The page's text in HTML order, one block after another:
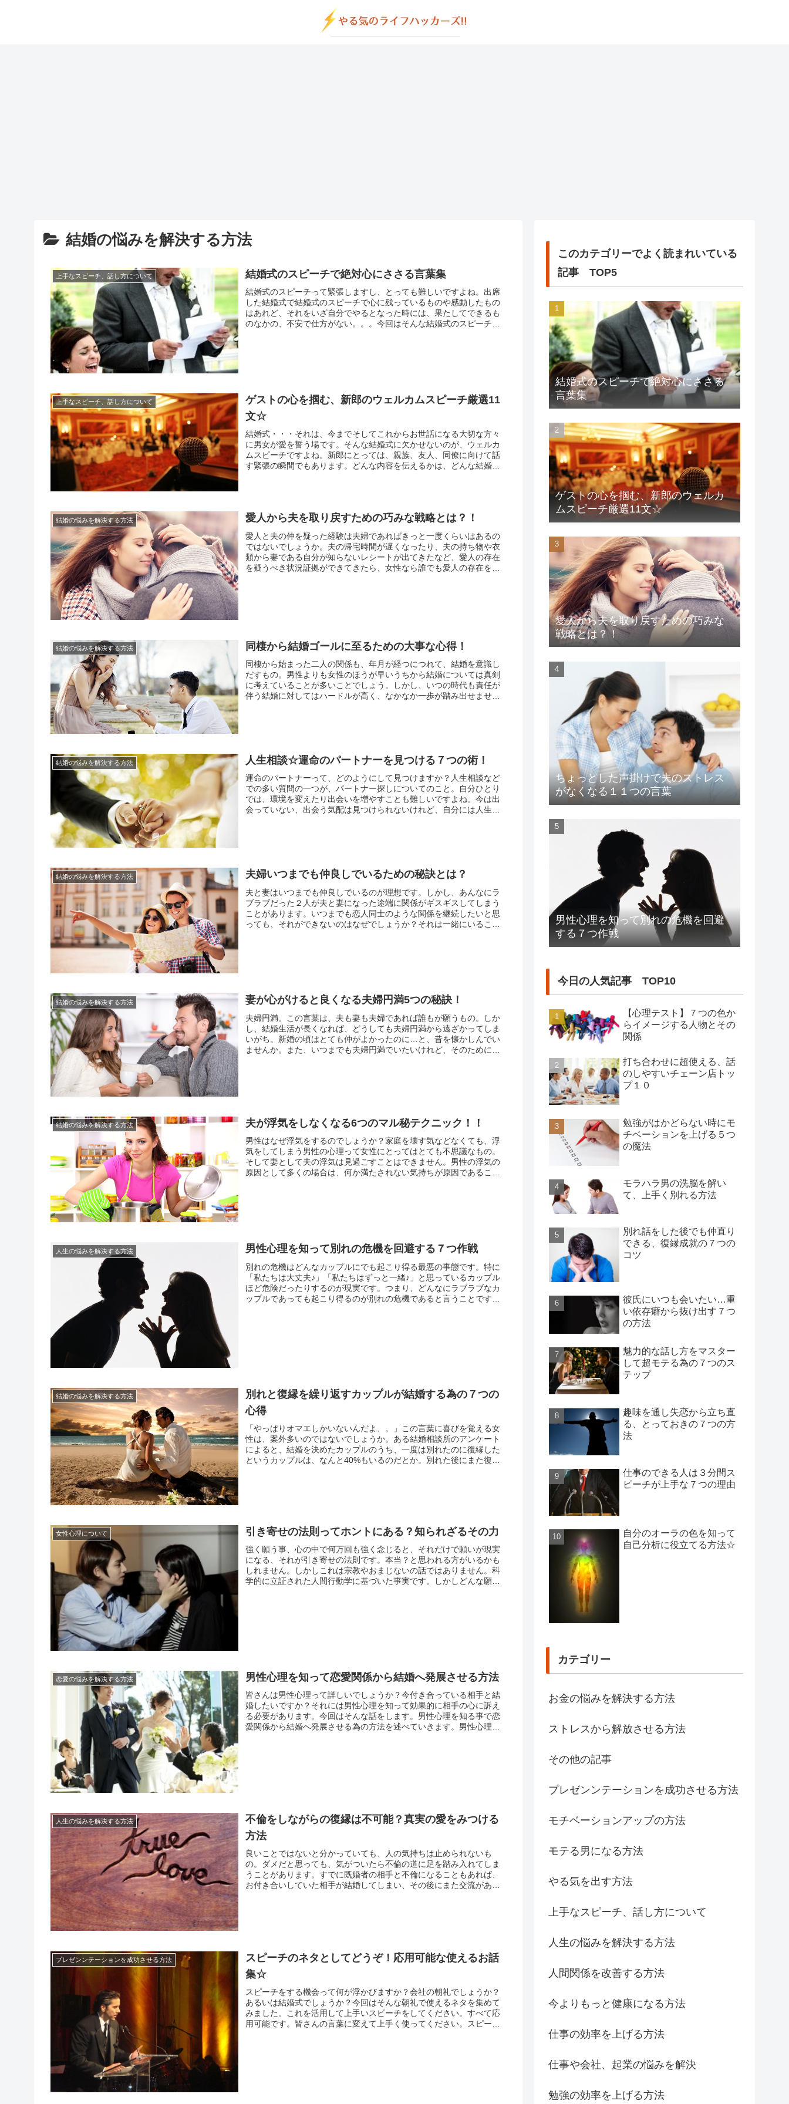
結婚の悩みを解決する方法
上手なスピーチ、話し方について 結婚式のスピーチで絶対心にささる言葉集
結婚式のスピーチって緊張しますし、とっても難しいですよね。出席
した結婚式で結婚式のスピーチで心に残っているものや感動したもの
はあれど、それをいざ自分でやるとなった時には、果たしてできるも
のなかの、不安で仕方がない。。。今回はそんな結婚式のスピーチで
上手なスピーチ、話し方について
ゲストの心を掴む、新郎のウェルカムスピーチ厳選11
文☆
結婚式・・・それは、今までそしてこれからお世話になる大切な方々
に男女が愛を誓う場です。そんな結婚式に欠かせないのが、ウェルカ
ムスピーチですよね。新郎にとっては、親族、友人、同僚に向けて話
す緊張の瞬間でもあります。どんな内容を伝えるかは、どんな結婚式
結婚の悩みを解決する方法 愛人から夫を取り戻すための巧みな戦略とは？！
愛人と夫の仲を疑った経験は夫婦であればきっと一度くらいはあるの
ではないでしょうか。夫の帰宅時間が遅くなったり、夫の持ち物や衣
類から妻である自分が知らないレシートが出てきたなど、愛人の存在
を疑うべき状況証拠ができてきたら、女性なら誰でも愛人の存在を疑
結婚の悩みを解決する方法 同棲から結婚ゴールに至るための大事な心得！
同棲から始まった二人の関係も、年月が経つにつれて、結婚を意識し
だすもの。男性よりも女性のほうが早いうちから結婚については真剣
に考えていることが多いことでしょう。しかし、いつの時代も責任が
伴う結婚に対してはハードルが高く、なかなか一歩が踏み出せませ
結婚の悩みを解決する方法 人生相談☆運命のパートナーを見つける７つの術！
運命のパートナーって、どのようにして見つけますか？人生相談など
での多い質問の一つが、パートナー探しについてのこと。自分ひとり
では、環境を変えたり出会いを増やすことも難しいですよね。今は出
会っていない、出会う気配は見つけられないけれど、自分には人生の
結婚の悩みを解決する方法 夫婦いつまでも仲良しでいるための秘訣とは？
夫と妻はいつまでも仲良しでいるのが理想です。しかし、あんなにラ
ブラブだった２人が夫と妻になった途端に関係がギスギスしてしまう
ことがあります。いつまでも恋人同士のような関係を継続したいと思
っても、それができないのはなぜでしょうか？それは一緒にいること
結婚の悩みを解決する方法 妻が心がけると良くなる夫婦円満5つの秘訣！
夫婦円満。この言葉は、夫も妻も夫婦であれば誰もが願うもの。しか
し、結婚生活が長くなれば、どうしても夫婦円満から遠ざかってしま
いがち。新婚の頃はとても仲がよかったのに…と、昔を懐かしんでい
ませんか。また、いつまでも夫婦円満でいたいけれど、そのためには
結婚の悩みを解決する方法 夫が浮気をしなくなる6つのマル秘テクニック！！
男性はなぜ浮気をするのでしょうか？家庭を壊す気などなくても、浮
気をしてしまう男性の心理って女性にとってはとても不思議なもの。
そして妻として夫の浮気は見過ごすことはできません。男性の浮気の
原因として多くの場合は、何か満たされない気持ちが原因であること
人生の悩みを解決する方法 男性心理を知って別れの危機を回避する７つ作戦
別れの危機はどんなカップルにでも起こり得る最悪の事態です。特に
「私たちは大丈夫♪」「私たちはずっと一緒♪」と思っているカップル
ほど危険だったりするのが現実です。つまり、どんなにラブラブなカ
ップルであっても起こり得るのが別れの危機であると言うことです。
結婚の悩みを解決する方法
別れと復縁を繰り返すカップルが結婚する為の７つの
心得
「やっぱりオマエしかいないんだよ、。」この言葉に喜びを覚える女
性は、案外多いのではないでしょうか。ある結婚相談所のアンケート
によると、結婚を決めたカップルのうち、一度は別れたのに復縁した
というカップルは、なんと40%もいるのだとか。別れた後にまた復縁
女性心理について 引き寄せの法則ってホントにある？知られざるその力
強く願う事、心の中で何万回も強く念じると、それだけで願いが現実
になる、それが引き寄せの法則です。本当？と思われる方がいるかも
しれません。しかしこれは宗教やおまじないの話ではありません。科
学的に立証された人間行動学に基づいた事実です。しかしどんな願い
恋愛の悩みを解決する方法 男性心理を知って恋愛関係から結婚へ発展させる方法
皆さんは男性心理って詳しいでしょうか？今付き合っている相手と結
婚したいですか？それには男性心理を知って効果的に相手の心に訴え
る必要があります。今回はそんな話をします。男性心理を知る事で恋
愛関係から結婚へ発展させる為の方法を述べていきます。男性心理と
人生の悩みを解決する方法
不倫をしながらの復縁は不可能？真実の愛をみつける
方法
良いことではないと分かっていても、人の気持ちは止められないも
の。ダメだと思っても、気がついたら不倫の道に足を踏み入れてしま
うことがあります。すでに既婚者の相手と不倫になることもあれば、
お付き合いしていた相手が結婚してしまい、その後にまた交流があっ
プレゼンンテーションを成功させる方法
スピーチのネタとしてどうぞ！応用可能な使えるお話
集☆
スピーチをする機会って何が浮かびますか？会社の朝礼でしょうか？
あるいは結婚式でしょうか？今回はそんな朝礼で使えるネタを集めて
みました。これを活用して上手いスピーチをしてください。すべて応
用可能です。皆さんの言葉に変えて上手く使ってください。スピーチ
このカテゴリーでよく読まれいている
記事 TOP5
結婚式のスピーチで絶対心にささる
言葉集
ゲストの心を掴む、新郎のウェルカ
ムスピーチ厳選11文☆
愛人から夫を取り戻すための巧みな
戦略とは？！
ちょっとした声掛けで夫のストレス
がなくなる１１つの言葉
男性心理を知って別れの危機を回避
する７つ作戦
今日の人気記事 TOP10
【心理テスト】７つの色か
らイメージする人物とその
関係
打ち合わせに超使える、話
のしやすいチェーン店トッ
プ１０
勉強がはかどらない時にモ
チベーションを上げる５つ
の魔法
モラハラ男の洗脳を解い
て、上手く別れる方法
別れ話をした後でも仲直り
できる、復縁成就の７つの
コツ
彼氏にいつも会いたい…重
い依存癖から抜け出す７つ
の方法
魅力的な話し方をマスター
して超モテる為の７つのス
テップ
趣味を通し失恋から立ち直
る、とっておきの７つの方
法
仕事のできる人は３分間ス
ピーチが上手な７つの理由
自分のオーラの色を知って
自己分析に役立てる方法☆
カテゴリー
お金の悩みを解決する方法
ストレスから解放させる方法
その他の記事
プレゼンンテーションを成功させる方法
モチベーションアップの方法
モテる男になる方法
やる気を出す方法
上手なスピーチ、話し方について
人生の悩みを解決する方法
人間関係を改善する方法
今よりもっと健康になる方法
仕事の効率を上げる方法
仕事や会社、起業の悩みを解決
勉強の効率を上げる方法